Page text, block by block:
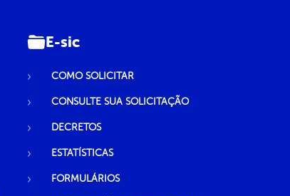
E-sic
COMO SOLICITAR
CONSULTE SUA SOLICITAÇÃO
DECRETOS
ESTATÍSTICAS
FORMULÁRIOS